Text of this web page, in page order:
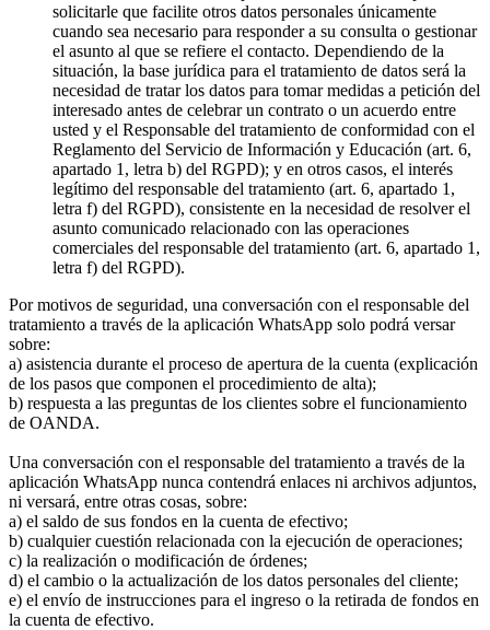
solicitarle que facilite otros datos personales únicamente
cuando sea necesario para responder a su consulta o gestionar
el asunto al que se refiere el contacto. Dependiendo de la
situación, la base jurídica para el tratamiento de datos será la
necesidad de tratar los datos para tomar medidas a petición del
interesado antes de celebrar un contrato o un acuerdo entre
usted y el Responsable del tratamiento de conformidad con el
Reglamento del Servicio de Información y Educación (art. 6,
apartado 1, letra b) del RGPD); y en otros casos, el interés
legítimo del responsable del tratamiento (art. 6, apartado 1,
letra f) del RGPD), consistente en la necesidad de resolver el
asunto comunicado relacionado con las operaciones
comerciales del responsable del tratamiento (art. 6, apartado 1,
letra f) del RGPD).
Por motivos de seguridad, una conversación con el responsable del
tratamiento a través de la aplicación WhatsApp solo podrá versar
sobre:
a) asistencia durante el proceso de apertura de la cuenta (explicación
de los pasos que componen el procedimiento de alta);
b) respuesta a las preguntas de los clientes sobre el funcionamiento
de OANDA.
Una conversación con el responsable del tratamiento a través de la
aplicación WhatsApp nunca contendrá enlaces ni archivos adjuntos,
ni versará, entre otras cosas, sobre:
a) el saldo de sus fondos en la cuenta de efectivo;
b) cualquier cuestión relacionada con la ejecución de operaciones;
c) la realización o modificación de órdenes;
d) el cambio o la actualización de los datos personales del cliente;
e) el envío de instrucciones para el ingreso o la retirada de fondos en
la cuenta de efectivo.